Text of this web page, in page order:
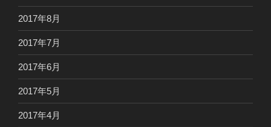
2017年8月
2017年7月
2017年6月
2017年5月
2017年4月